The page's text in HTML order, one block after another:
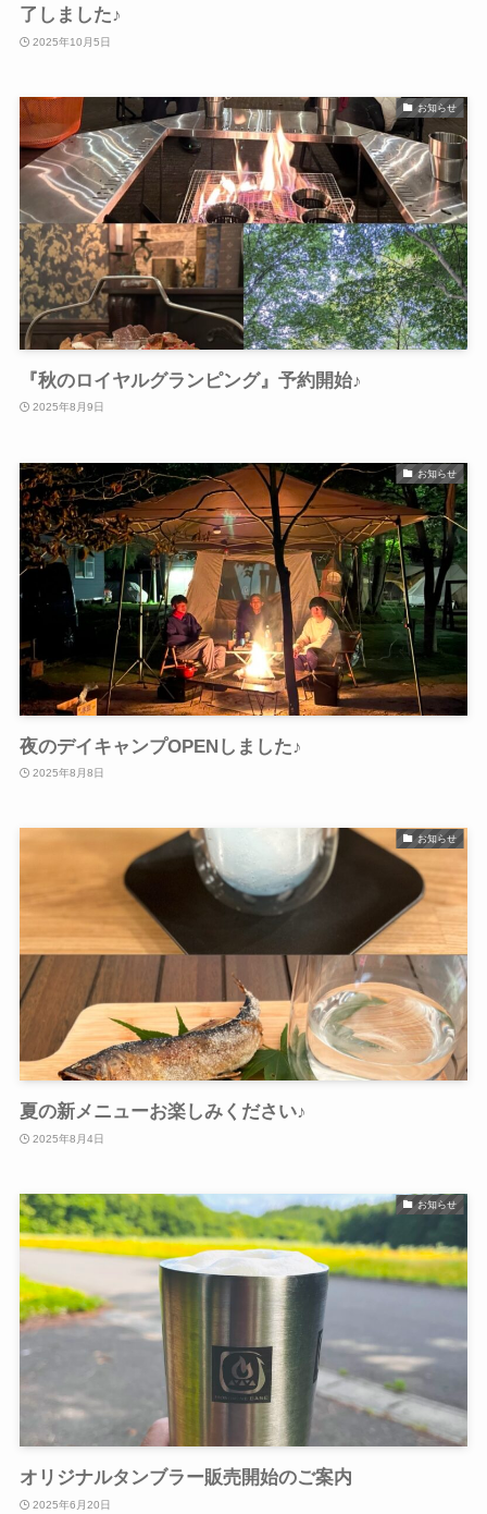
了しました♪
2025年10月5日
お知らせ
『秋のロイヤルグランピング』予約開始♪
2025年8月9日
お知らせ
夜のデイキャンプOPENしました♪
2025年8月8日
お知らせ
夏の新メニューお楽しみください♪
2025年8月4日
お知らせ
オリジナルタンブラー販売開始のご案内
2025年6月20日